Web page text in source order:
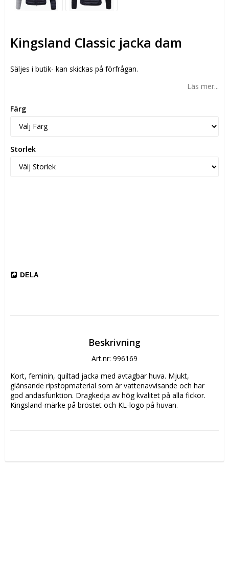
Kingsland Classic jacka dam
Säljes i butik- kan skickas på förfrågan.
Läs mer...
Färg
Storlek
DELA
Beskrivning
Art.nr: 996169
Kort, feminin, quiltad jacka med avtagbar huva. Mjukt,
glänsande ripstopmaterial som är vattenavvisande och har
god andasfunktion. Dragkedja av hög kvalitet på alla fickor.
Kingsland-märke på bröstet och KL-logo på huvan.